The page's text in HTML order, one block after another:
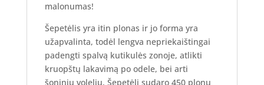
malonumas!
Šepetėlis yra itin plonas ir jo forma yra
užapvalinta, todėl lengva nepriekaištingai
padengti spalvą kutikulės zonoje, atlikti
kruopštų lakavimą po odele, bei arti
šoninių volelių. Šepetėlį sudaro 450 plonų